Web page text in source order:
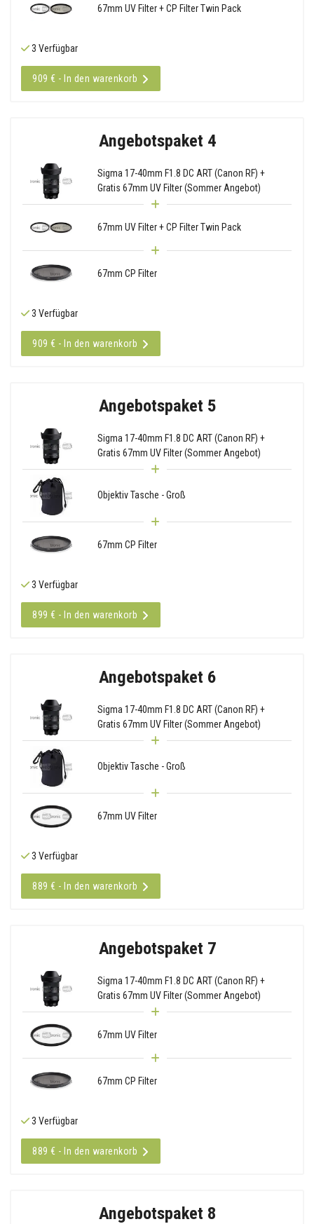
67mm UV Filter + CP Filter Twin Pack
3 Verfügbar
909 € - In den warenkorb
Angebotspaket 4
Sigma 17-40mm F1.8 DC ART (Canon RF) +
Gratis 67mm UV Filter (Sommer Angebot)
67mm UV Filter + CP Filter Twin Pack
67mm CP Filter
3 Verfügbar
909 € - In den warenkorb
Angebotspaket 5
Sigma 17-40mm F1.8 DC ART (Canon RF) +
Gratis 67mm UV Filter (Sommer Angebot)
Objektiv Tasche - Groß
67mm CP Filter
3 Verfügbar
899 € - In den warenkorb
Angebotspaket 6
Sigma 17-40mm F1.8 DC ART (Canon RF) +
Gratis 67mm UV Filter (Sommer Angebot)
Objektiv Tasche - Groß
67mm UV Filter
3 Verfügbar
889 € - In den warenkorb
Angebotspaket 7
Sigma 17-40mm F1.8 DC ART (Canon RF) +
Gratis 67mm UV Filter (Sommer Angebot)
67mm UV Filter
67mm CP Filter
3 Verfügbar
889 € - In den warenkorb
Angebotspaket 8